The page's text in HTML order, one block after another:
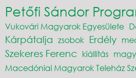
Petőfi Sándor
Vukovári Magyarok Egyesülete
Kárpátalja zsobok Erdély
Szekeres Ferenc kiállítás
Macedóniai Magyarok Teleház